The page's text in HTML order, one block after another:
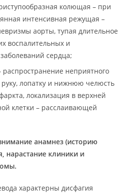
колющая – при
интенсивная режущая –
аорты, тупая длительное
воспалительных и
сердца;
неприятного
лопатку и нижнюю челюсть
локализация в верхней
клетки – расслаивающей
анамнез (историю
нарастание клиники и
характерны дисфагия